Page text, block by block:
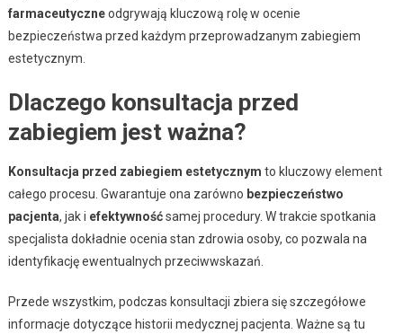
farmaceutyczneodgrywają kluczową rolę w ocenie
bezpieczeństwa przed każdym przeprowadzanym zabiegiem
estetycznym.
Dlaczego konsultacja przed
zabiegiem jest ważna?
Konsultacja przed zabiegiem estetycznym to kluczowy element
całego procesu. Gwarantuje ona zarówno bezpieczeństwo
pacjenta, jak i efektywnośćsamej procedury. W trakcie spotkania
specjalista dokładnie ocenia stan zdrowia osoby, co pozwala na
identyfikację ewentualnych przeciwwskazań.
Przede wszystkim, podczas konsultacji zbiera się szczegółowe
informacje dotyczące historii medycznej pacjenta. Ważne są tu